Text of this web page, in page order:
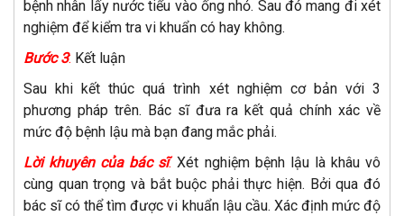
bệnh nhân lấy nước tiểu vào ống nhỏ. Sau đó mang đi xét
nghiệm để kiểm tra vi khuẩn có hay không.
Bước 3: Kết luận
Sau khi kết thúc quá trình xét nghiệm cơ bản với 3
phương pháp trên. Bác sĩ đưa ra kết quả chính xác về
mức độ bệnh lậu mà bạn đang mắc phải.
Lời khuyên của bác sĩ:Xét nghiệm bệnh lậu là khâu vô
cùng quan trọng và bắt buộc phải thực hiện. Bởi qua đó
bác sĩ có thể tìm được vi khuẩn lậu cầu. Xác định mức độ